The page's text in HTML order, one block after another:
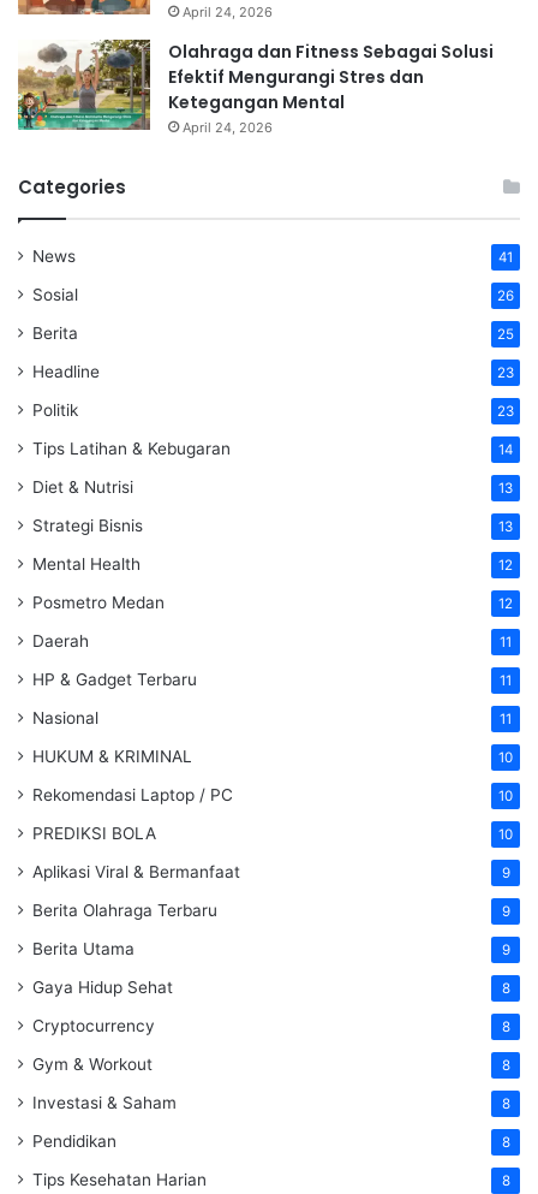
April 24, 2026
Olahraga dan Fitness Sebagai Solusi
Efektif Mengurangi Stres dan
Ketegangan Mental
April 24, 2026
Categories
News 41
Sosial 26
Berita 25
Headline 23
Politik 23
Tips Latihan & Kebugaran 14
Diet & Nutrisi 13
Strategi Bisnis 13
Mental Health 12
Posmetro Medan 12
Daerah 11
HP & Gadget Terbaru 11
Nasional 11
HUKUM & KRIMINAL 10
Rekomendasi Laptop / PC 10
PREDIKSI BOLA 10
Aplikasi Viral & Bermanfaat 9
Berita Olahraga Terbaru 9
Berita Utama 9
Gaya Hidup Sehat 8
Cryptocurrency 8
Gym & Workout 8
Investasi & Saham 8
Pendidikan 8
Tips Kesehatan Harian 8